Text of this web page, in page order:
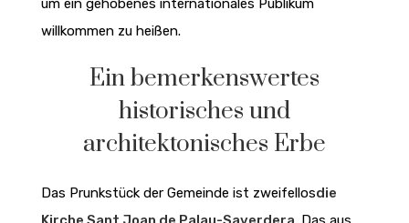
um ein gehobenes internationales Publikum
willkommen zu heißen.
Ein bemerkenswertes
historisches und
architektonisches Erbe
Das Prunkstück der Gemeinde ist zweifellosdie